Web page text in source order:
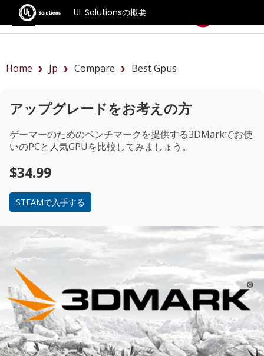
UL Solutionsの概要
ベンチマーク
Home Jp Compare Best Gpus
アップグレードをお考えの方
ゲーマーのためのベンチマークを提供する3DMarkでお使
いのPCと人気GPUを比較してみましょう。
$34.99
STEAMで入手する